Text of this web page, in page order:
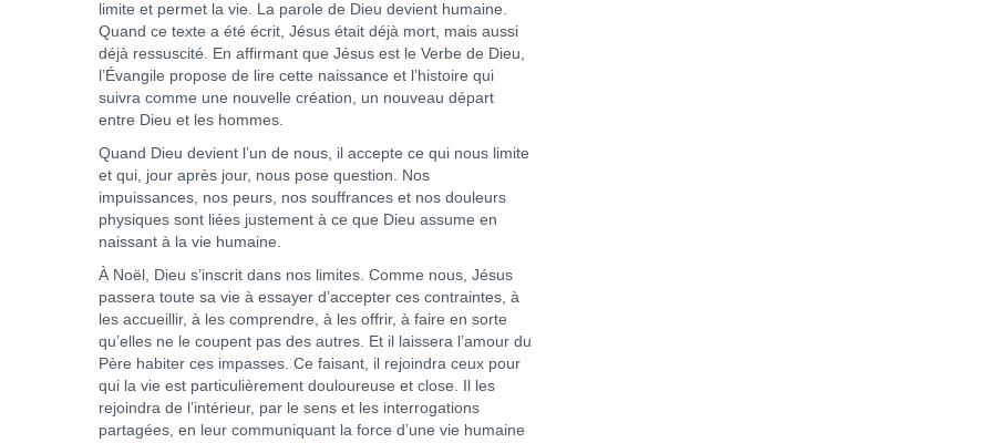
limite et permet la vie. La parole de Dieu devient humaine.
Quand ce texte a été écrit, Jésus était déjà mort, mais aussi
déjà ressuscité. En affirmant que Jésus est le Verbe de Dieu,
l’Évangile propose de lire cette naissance et l’histoire qui
suivra comme une nouvelle création, un nouveau départ
entre Dieu et les hommes.
Quand Dieu devient l’un de nous, il accepte ce qui nous limite
et qui, jour après jour, nous pose question. Nos
impuissances, nos peurs, nos souffrances et nos douleurs
physiques sont liées justement à ce que Dieu assume en
naissant à la vie humaine.
À Noël, Dieu s’inscrit dans nos limites. Comme nous, Jésus
passera toute sa vie à essayer d’accepter ces contraintes, à
les accueillir, à les comprendre, à les offrir, à faire en sorte
qu’elles ne le coupent pas des autres. Et il laissera l’amour du
Père habiter ces impasses. Ce faisant, il rejoindra ceux pour
qui la vie est particulièrement douloureuse et close. Il les
rejoindra de l’intérieur, par le sens et les interrogations
partagées, en leur communiquant la force d’une vie humaine